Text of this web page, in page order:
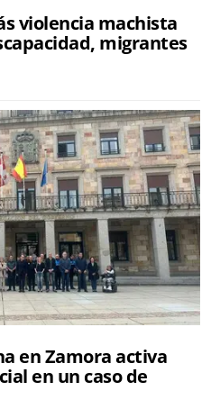
violencia machista
migrantes
en Zamora activa
en un caso de